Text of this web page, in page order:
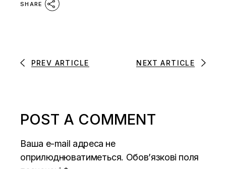
SHARE
PREV ARTICLE NEXT ARTICLE
POST A COMMENT
Ваша e-mail адреса не
оприлюднюватиметься. Обов’язкові поля